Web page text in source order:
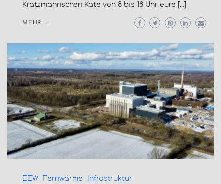
Kratzmannschen Kate von 8 bis 18 Uhr eure […]
MEHR ...
EEW Fernwärme
Infrastruktur